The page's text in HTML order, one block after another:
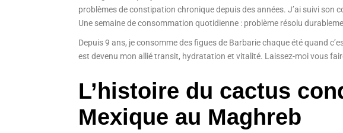
problèmes de constipation chronique depuis des années. J’ai suivi son
Une semaine de consommation quotidienne : problème résolu
Depuis 9 ans, je consomme des figues de Barbarie chaque été quand
est devenu mon allié transit, hydratation et vitalité. Laissez-moi vous
L’histoire du cactus
Mexique au Maghreb